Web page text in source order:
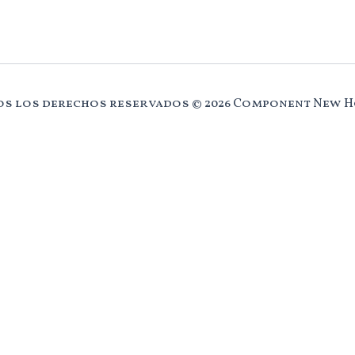
los derechos reservados © 2026 Component New